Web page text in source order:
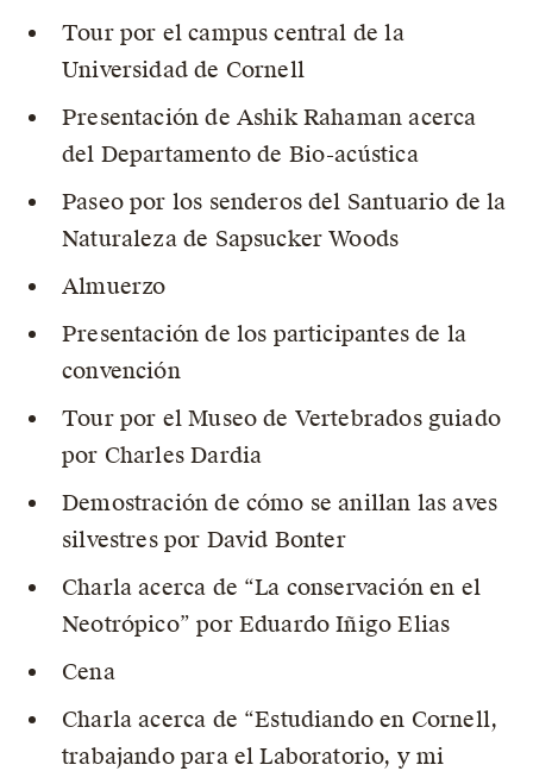
Tour por el campus central de la
Universidad de Cornell
Presentación de Ashik Rahaman acerca
del Departamento de Bio-acústica
Paseo por los senderos del Santuario de la
Naturaleza de Sapsucker Woods
Almuerzo
Presentación de los participantes de la
convención
Tour por el Museo de Vertebrados guiado
por Charles Dardia
Demostración de cómo se anillan las aves
silvestres por David Bonter
Charla acerca de “La conservación en el
Neotrópico” por Eduardo Iñigo Elias
Cena
Charla acerca de “Estudiando en Cornell,
trabajando para el Laboratorio, y mi